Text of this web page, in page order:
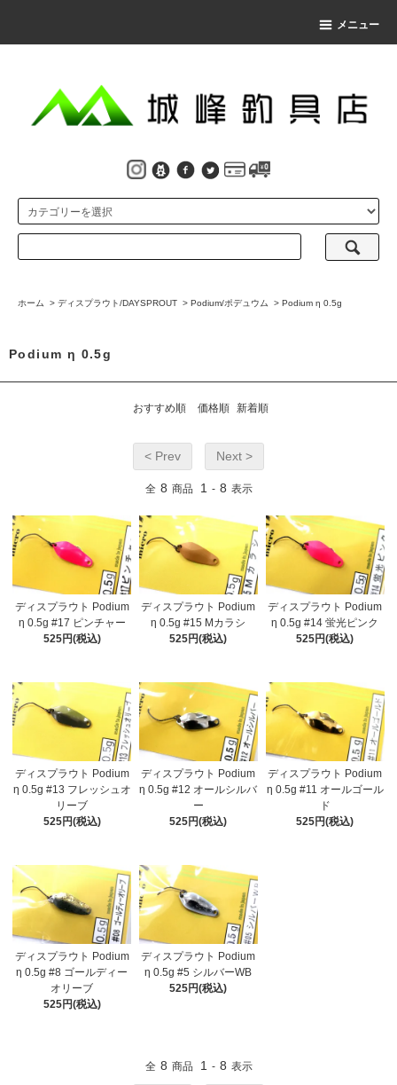
メニュー
ホーム > ディスプラウト/DAYSPROUT > Podium/ポデュウム > Podium η 0.5g
Podium η 0.5g
おすすめ順 価格順 新着順
< Prev Next >
全 8 商品 1 - 8 表示
ディスプラウト Podium
η 0.5g #17 ピンチャー
525円(税込)
ディスプラウト Podium
η 0.5g #15 Mカラシ
525円(税込)
ディスプラウト Podium
η 0.5g #14 蛍光ピンク
525円(税込)
ディスプラウト Podium
η 0.5g #13 フレッシュオ
リーブ
525円(税込)
ディスプラウト Podium
η 0.5g #12 オールシルバ
ー
525円(税込)
ディスプラウト Podium
η 0.5g #11 オールゴール
ド
525円(税込)
ディスプラウト Podium
η 0.5g #8 ゴールディー
オリーブ
525円(税込)
ディスプラウト Podium
η 0.5g #5 シルバーWB
525円(税込)
全 8 商品 1 - 8 表示